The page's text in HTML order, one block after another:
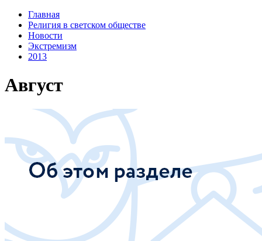
Главная
Религия в светском обществе
Новости
Экстремизм
2013
Август